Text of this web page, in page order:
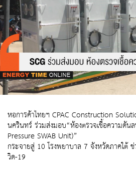
หอการค้าไทยฯ CPAC Construction
นครินทร์ ร่วมส่งมอบ“ห้องตรวจเชื้อความดัน
Pressure SWAB Unit)”
กระจายสู่ 10 โรงพยาบาล 7 จังหวัดภาคใต้
วิด-19